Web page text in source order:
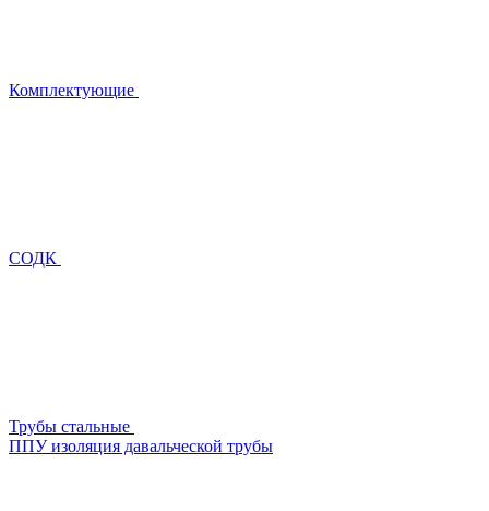
Комплектующие
СОДК
Трубы стальные
ППУ изоляция давальческой трубы